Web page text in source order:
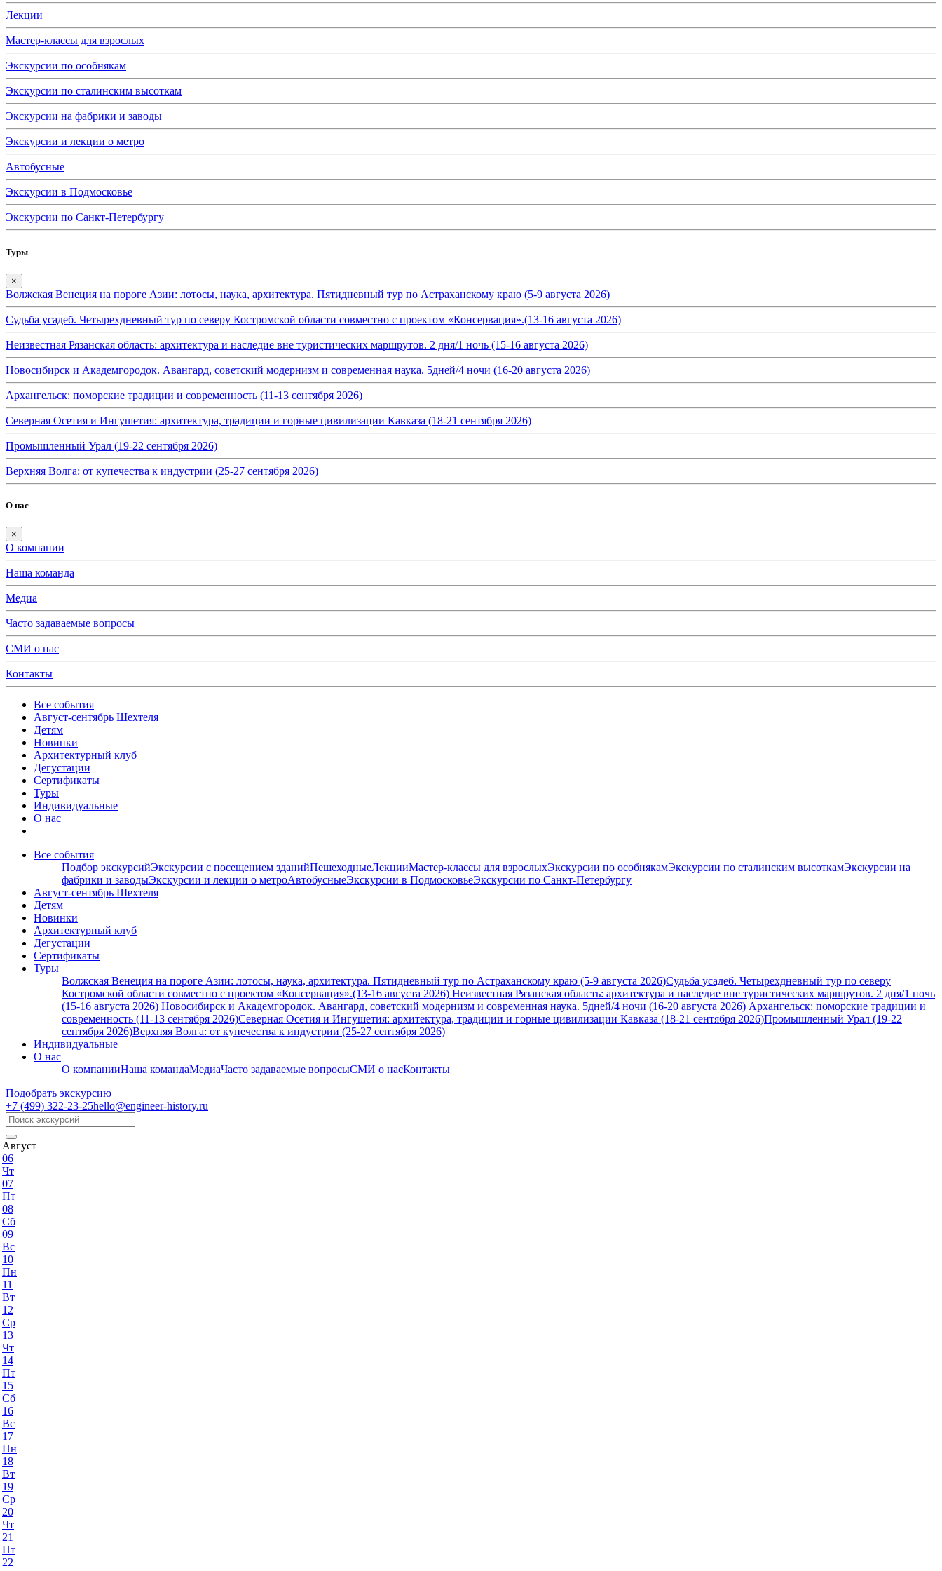
Лекции
Мастер-классы для взрослых
Экскурсии по особнякам
Экскурсии по сталинским высоткам
Экскурсии на фабрики и заводы
Экскурсии и лекции о метро
Автобусные
Экскурсии в Подмосковье
Экскурсии по Санкт-Петербургу
Туры
×
Волжская Венеция на пороге Азии: лотосы, наука, архитектура. Пятидневный тур по Астраханскому краю (5-9 августа 2026)
Судьба усадеб. Четырехдневный тур по северу Костромской области совместно с проектом «Консервация».(13-16 августа 2026)
Неизвестная Рязанская область: архитектура и наследие вне туристических маршрутов. 2 дня/1 ночь (15-16 августа 2026)
Новосибирск и Академгородок. Авангард, советский модернизм и современная наука. 5дней/4 ночи (16-20 августа 2026)
Архангельск: поморские традиции и современность (11-13 сентября 2026)
Северная Осетия и Ингушетия: архитектура, традиции и горные цивилизации Кавказа (18-21 сентября 2026)
Промышленный Урал (19-22 сентября 2026)
Верхняя Волга: от купечества к индустрии (25-27 сентября 2026)
О нас
×
О компании
Наша команда
Медиа
Часто задаваемые вопросы
СМИ о нас
Контакты
Все события
Август-сентябрь Шехтеля
Детям
Новинки
Архитектурный клуб
Дегустации
Сертификаты
Туры
Индивидуальные
О нас
Все события
Подбор экскурсийЭкскурсии с посещением зданийПешеходныеЛекцииМастер-классы для взрослыхЭкскурсии по особнякамЭкскурсии по сталинским высоткамЭкскурсии на
фабрики и заводыЭкскурсии и лекции о метроАвтобусныеЭкскурсии в ПодмосковьеЭкскурсии по Санкт-Петербургу
Август-сентябрь Шехтеля
Детям
Новинки
Архитектурный клуб
Дегустации
Сертификаты
Туры
Волжская Венеция на пороге Азии: лотосы, наука, архитектура. Пятидневный тур по Астраханскому краю (5-9 августа 2026)Судьба усадеб. Четырехдневный тур по северу
Костромской области совместно с проектом «Консервация».(13-16 августа 2026) Неизвестная Рязанская область: архитектура и наследие вне туристических маршрутов. 2 дня/1 ночь
(15-16 августа 2026) Новосибирск и Академгородок. Авангард, советский модернизм и современная наука. 5дней/4 ночи (16-20 августа 2026) Архангельск: поморские традиции и
современность (11-13 сентября 2026)Северная Осетия и Ингушетия: архитектура, традиции и горные цивилизации Кавказа (18-21 сентября 2026)Промышленный Урал (19-22
сентября 2026)Верхняя Волга: от купечества к индустрии (25-27 сентября 2026)
Индивидуальные
О нас
О компанииНаша командаМедиаЧасто задаваемые вопросыСМИ о насКонтакты
Подобрать экскурсию
+7 (499) 322-23-25hello@engineer-history.ru
Август
06
Чт
07
Пт
08
Сб
09
Вс
10
Пн
11
Вт
12
Ср
13
Чт
14
Пт
15
Сб
16
Вс
17
Пн
18
Вт
19
Ср
20
Чт
21
Пт
22